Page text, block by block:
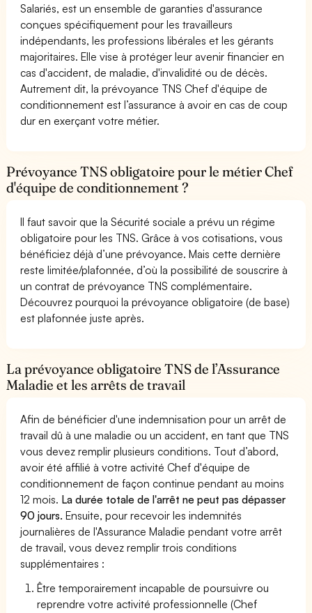
Salariés, est un ensemble de garanties d'assurance
conçues spécifiquement pour les travailleurs
indépendants, les professions libérales et les gérants
majoritaires. Elle vise à protéger leur avenir financier en
cas d'accident, de maladie, d'invalidité ou de décès.
Autrement dit, la prévoyance TNS Chef d'équipe de
conditionnement est l’assurance à avoir en cas de coup
dur en exerçant votre métier.
Prévoyance TNS obligatoire pour le métier Chef
d'équipe de conditionnement ?
Il faut savoir que la Sécurité sociale a prévu un régime
obligatoire pour les TNS. Grâce à vos cotisations, vous
bénéficiez déjà d’une prévoyance. Mais cette dernière
reste limitée/plafonnée, d’où la possibilité de souscrire à
un contrat de prévoyance TNS complémentaire.
Découvrez pourquoi la prévoyance obligatoire (de base)
est plafonnée juste après.
La prévoyance obligatoire TNS de l’Assurance
Maladie et les arrêts de travail
Afin de bénéficier d'une indemnisation pour un arrêt de
travail dû à une maladie ou un accident, en tant que TNS
vous devez remplir plusieurs conditions. Tout d’abord,
avoir été affilié à votre activité Chef d'équipe de
conditionnement de façon continue pendant au moins
12 mois. La durée totale de l'arrêt ne peut pas dépasser
90 jours. Ensuite, pour recevoir les indemnités
journalières de l'Assurance Maladie pendant votre arrêt
de travail, vous devez remplir trois conditions
supplémentaires :
Être temporairement incapable de poursuivre ou
reprendre votre activité professionnelle (Chef